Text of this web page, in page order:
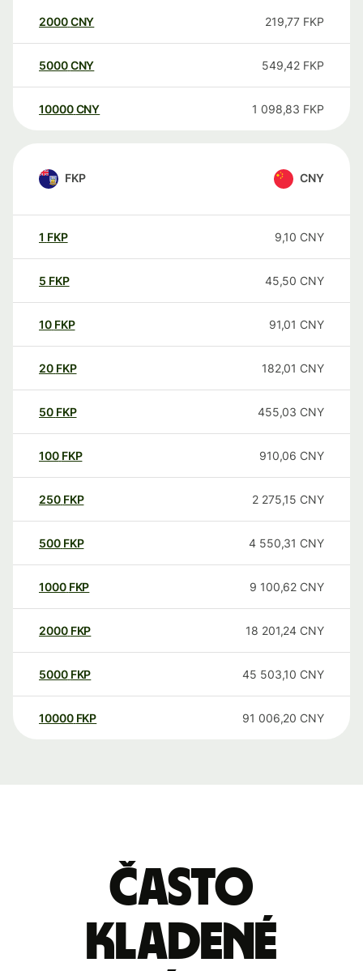
2000CNY 219,77 FKP
5000CNY 549,42 FKP
10000 CNY 1 098,83 FKP
FKP CNY
1 FKP 9,10 CNY
5 FKP 45,50 CNY
10 FKP 91,01 CNY
20 FKP 182,01 CNY
50 FKP 455,03 CNY
100 FKP 910,06 CNY
250 FKP 2 275,15 CNY
500 FKP 4 550,31 CNY
1000 FKP 9 100,62 CNY
2000 FKP 18 201,24 CNY
5000 FKP 45 503,10 CNY
10000 FKP 91 006,20 CNY
Často
kladené